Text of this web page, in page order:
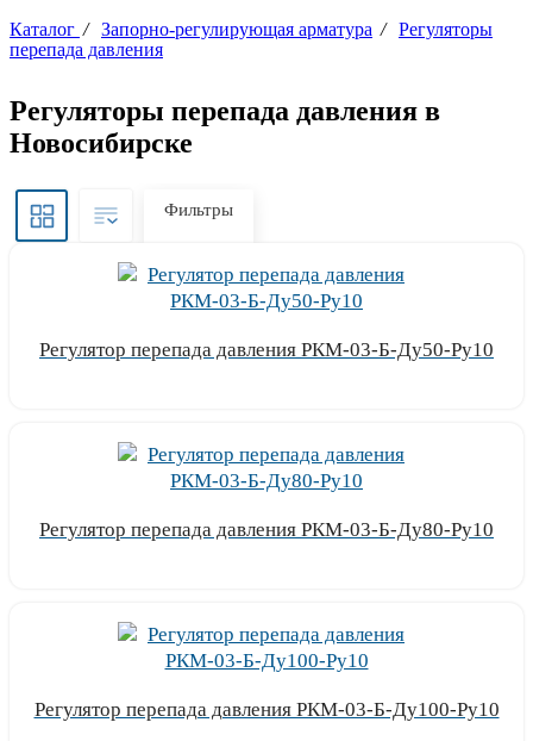
Каталог / Запорно-регулирующая арматура / Регуляторы
перепада давления
Регуляторы перепада давления в
Новосибирске
Фильтры
Регулятор перепада давления РКМ-03-Б-Ду50-Ру10
Регулятор перепада давления РКМ-03-Б-Ду80-Ру10
Регулятор перепада давления РКМ-03-Б-Ду100-Ру10